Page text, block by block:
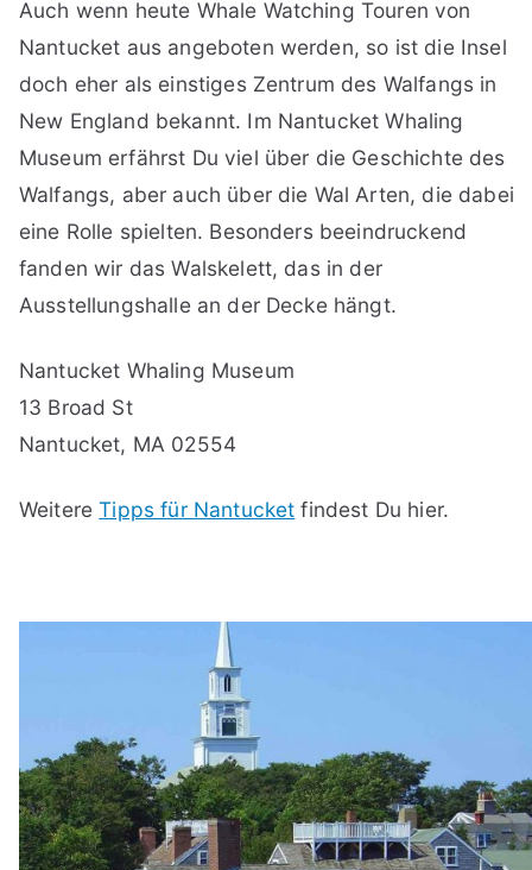
Auch wenn heute Whale Watching Touren von
Nantucket aus angeboten werden, so ist die Insel
doch eher als einstiges Zentrum des Walfangs in
New England bekannt. Im Nantucket Whaling
Museum erfährst Du viel über die Geschichte des
Walfangs, aber auch über die Wal Arten, die dabei
eine Rolle spielten. Besonders beeindruckend
fanden wir das Walskelett, das in der
Ausstellungshalle an der Decke hängt.
Nantucket Whaling Museum
13 Broad St
Nantucket, MA 02554
WeitereTipps für Nantucket findest Du hier.